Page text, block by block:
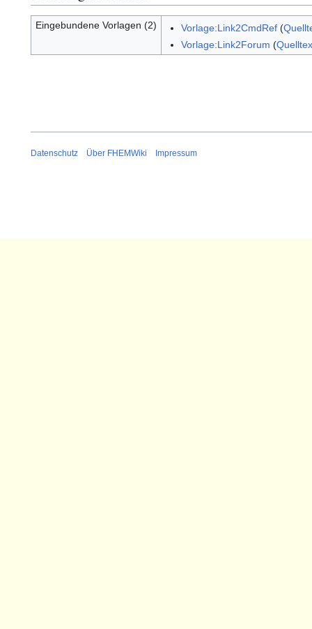
Eingebundene Vorlagen (2) Vorlage:Link2CmdRef(
Vorlage:Link2Forum (
Datenschutz Über FHEMWiki Impressum